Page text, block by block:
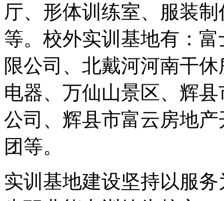
厅、形体训练室、服装
等。校外实训基地有：
限公司、北戴河河南干
电器、万仙山景区、辉
公司、辉县市富云房地
团等。
实训基地建设坚持以服